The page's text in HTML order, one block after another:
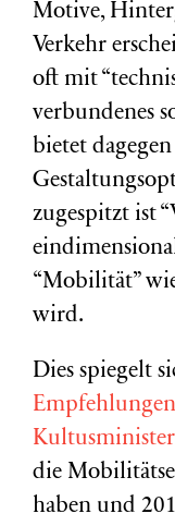
Motive,
Verkehr
oft mit
verbundenes
bietet
zugespitzt ist
“Mobilität”
wird.
Dies spiegelt
die
haben und